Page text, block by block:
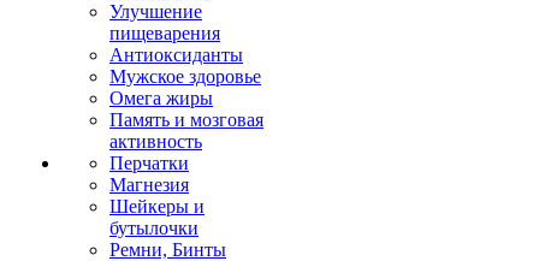
Улучшение
пищеварения
Антиоксиданты
Мужское здоровье
Омега жиры
Память и мозговая
активность
Перчатки
Магнезия
Шейкеры и
бутылочки
Ремни, Бинты